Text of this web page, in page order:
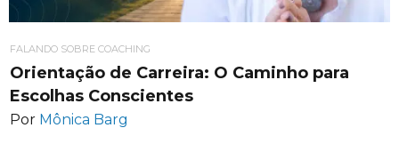
FALANDO SOBRE COACHING
Orientação de Carreira: O Caminho para
Escolhas Conscientes
Por Mônica Barg